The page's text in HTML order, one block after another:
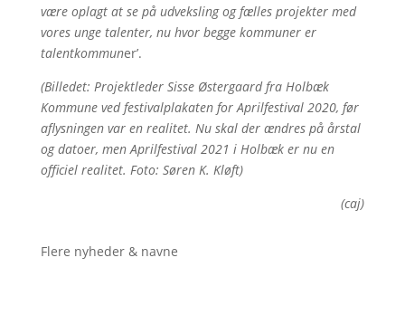
være oplagt at se på udveksling og fælles projekter med
vores unge talenter, nu hvor begge kommuner er
talentkommuner’.
(Billedet: Projektleder Sisse Østergaard fra Holbæk
Kommune ved festivalplakaten for Aprilfestival 2020, før
aflysningen var en realitet. Nu skal der ændres på årstal
og datoer, men Aprilfestival 2021 i Holbæk er nu en
officiel realitet. Foto: Søren K. Kløft)
(caj)
Flere nyheder & navne